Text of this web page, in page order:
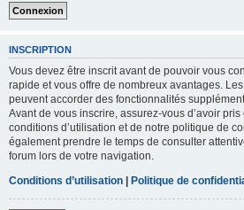
INSCRIPTION
Vous devez être inscrit avant de pouvoir vous
rapide et vous offre de nombreux avantages.
peuvent accorder des fonctionnalités
Avant de vous inscrire, assurez-vous d’avoir
conditions d’utilisation et de notre politique de
également prendre le temps de consulter
forum lors de votre navigation.
Conditions d’utilisation | Politique de